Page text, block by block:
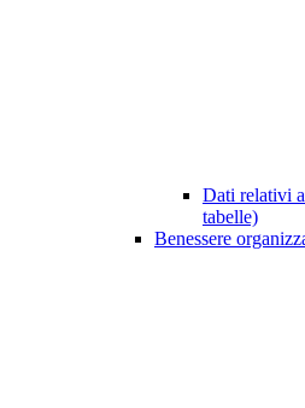
Dati relativi
tabelle)
Benessere